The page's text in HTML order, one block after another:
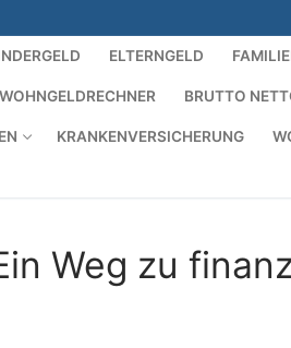
ELTERNGELD
WOHNGELDRECHNER BRUTTO
KRANKENVERSICHERUNG
Weg zu